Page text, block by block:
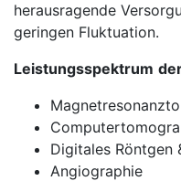
herausragende
geringen Fluktuation.
Leistungsspektrum
Digitales Röntgen
Angiographie